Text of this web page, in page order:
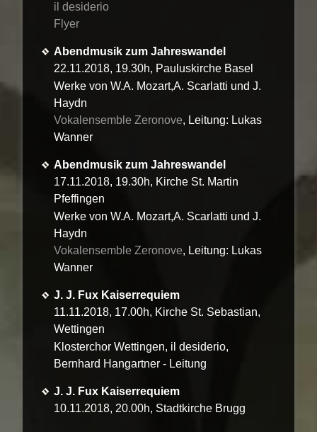
il desiderio
Flyer
Abendmusik zum Jahreswandel
22.11.2018, 19.30h, Pauluskirche Basel
Werke von W.A. Mozart,A. Scarlatti und J.
Haydn
Vokalensemble Zeronove, Leitung: Lukas
Wanner
Abendmusik zum Jahreswandel
17.11.2018, 19.30h, Kirche St. Martin
Pfeffingen
Werke von W.A. Mozart,A. Scarlatti und J.
Haydn
Vokalensemble Zeronove, Leitung: Lukas
Wanner
J. J. Fux Kaiserrequiem
11.11.2018, 17.00h, Kirche St. Sebastian,
Wettingen
Klosterchor Wettingen, il desiderio,
Bernhard Hangartner - Leitung
J. J. Fux Kaiserrequiem
10.11.2018, 20.00h, Stadtkirche Brugg